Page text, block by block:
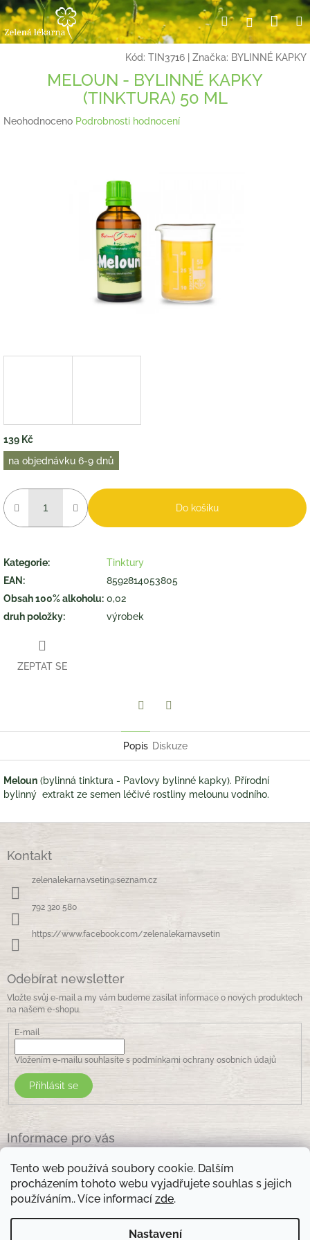
Tento web používá soubory cookie. Dalším
procházením tohoto webu vyjadřujete souhlas s jejich
používáním.. Více informací zde.
Nastavení
Přejít
na
obsah
HledatPřihlášení
Kód: TIN3716 Značka: BYLINNÉ KAPKY
MELOUN - BYLINNÉ KAPKY
(TINKTURA) 50 ML
Průměrné
Neohodnoceno Podrobnosti hodnocení
139 Kč
Měrná
cena:
na objednávku 6-9 dnů
Do košíku
Kategorie:
Tinktury
EAN :
8592814053805
Obsah 100% alkoholu: 0,02
druh položky: výrobek
ZEPTAT SE
Popis Diskuze
Meloun (bylinná tinktura - Pavlovy bylinné kapky). Přírodní
bylinný extrakt ze semen léčivé rostliny melounu vodního.
Kontakt
zelenalekarna.vsetin@seznam.cz
792 320 580
https://www.facebook.com/zelenalekarnavsetin
Odebírat newsletter
Vložte svůj e-mail a my vám budeme zasílat informace o nových produktech
na našem e-shopu.
E-mail
Vložením e-mailu souhlasíte s podmínkami ochrany osobních údajů
Přihlásit se
Informace pro vás
Obchodní podmínky
Podmínky ochrany osobních údajů
Kontakty